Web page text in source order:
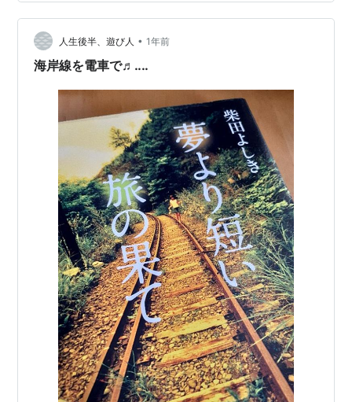
がらだった。 そこはこの本では、もしかしたらの物語の
展開が、今を生きる女性にとっては 多少、痛快かもしれ
ない。 つい思い出したのは、近年問題になっている "お
墓" の存続。 平安の時代に遺体は、一定の場所に "野ざら
人生後半、遊び人 • 1年前
海岸線を電車で♬‥‥